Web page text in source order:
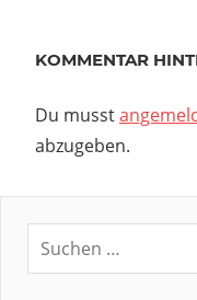
KOMMENTAR
Du musst
abzugeben.